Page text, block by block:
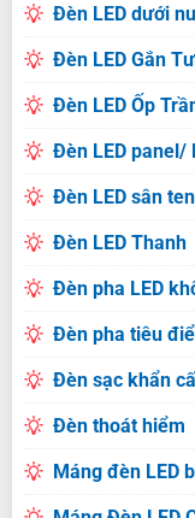
Đèn LED dưới
Đèn LED Gắn
Đèn LED Ốp
Đèn LED panel/
Đèn LED sân
Đèn LED Thanh
Đèn pha LED
Đèn pha tiêu
Đèn sạc khẩn
Đèn thoát hiểm
Máng đèn LED